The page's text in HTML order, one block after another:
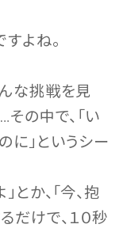
よね。
な挑戦を見
の中で、「い
に」というシー
とか、「今、抱
だけで、１０秒